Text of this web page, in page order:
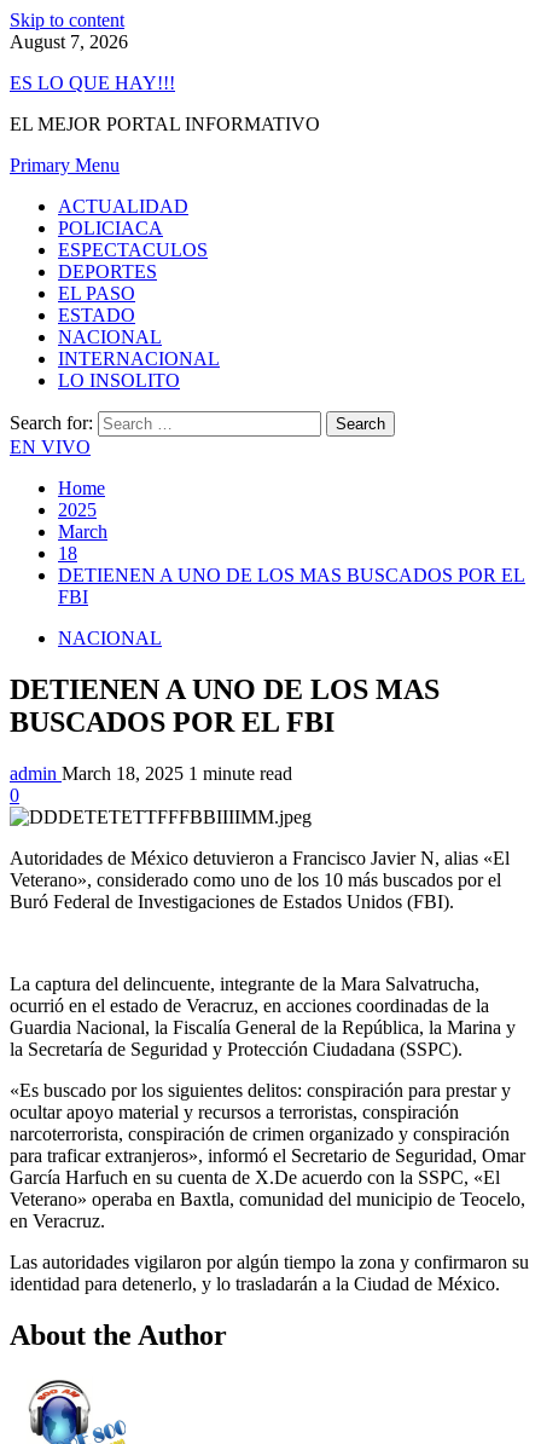
Skip to content
August 7, 2026
ES LO QUE HAY!!!
EL MEJOR PORTAL INFORMATIVO
Primary Menu
ACTUALIDAD
POLICIACA
ESPECTACULOS
DEPORTES
EL PASO
ESTADO
NACIONAL
INTERNACIONAL
LO INSOLITO
Search for:
EN VIVO
Home
2025
March
18
DETIENEN A UNO DE LOS MAS BUSCADOS POR EL
FBI
NACIONAL
DETIENEN A UNO DE LOS MAS
BUSCADOS POR EL FBI
admin March 18, 2025 1 minute read
0
Autoridades de México detuvieron a Francisco Javier N, alias «El
Veterano», considerado como uno de los 10 más buscados por el
Buró Federal de Investigaciones de Estados Unidos (FBI).
La captura del delincuente, integrante de la Mara Salvatrucha,
ocurrió en el estado de Veracruz, en acciones coordinadas de la
Guardia Nacional, la Fiscalía General de la República, la Marina y
la Secretaría de Seguridad y Protección Ciudadana (SSPC).
«Es buscado por los siguientes delitos: conspiración para prestar y
ocultar apoyo material y recursos a terroristas, conspiración
narcoterrorista, conspiración de crimen organizado y conspiración
para traficar extranjeros», informó el Secretario de Seguridad, Omar
García Harfuch en su cuenta de X.De acuerdo con la SSPC, «El
Veterano» operaba en Baxtla, comunidad del municipio de Teocelo,
en Veracruz.
Las autoridades vigilaron por algún tiempo la zona y confirmaron su
identidad para detenerlo, y lo trasladarán a la Ciudad de México.
About the Author